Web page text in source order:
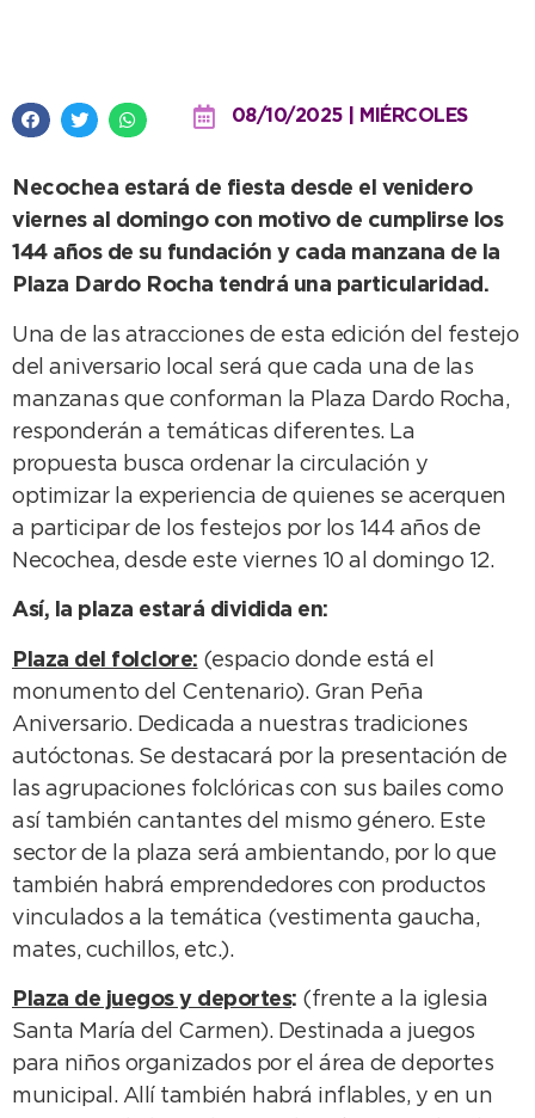
08/10/2025 | MIÉRCOLES
Necochea estará de fiesta desde el venidero
viernes al domingo con motivo de cumplirse los
144 años de su fundación y cada manzana de la
Plaza Dardo Rocha tendrá una particularidad.
Una de las atracciones de esta edición del festejo
del aniversario local será que cada una de las
manzanas que conforman la Plaza Dardo Rocha,
responderán a temáticas diferentes. La
propuesta busca ordenar la circulación y
optimizar la experiencia de quienes se acerquen
a participar de los festejos por los 144 años de
Necochea, desde este viernes 10 al domingo 12.
Así, la plaza estará dividida en:
Plaza del folclore: (espacio donde está el
monumento del Centenario). Gran Peña
Aniversario. Dedicada a nuestras tradiciones
autóctonas. Se destacará por la presentación de
las agrupaciones folclóricas con sus bailes como
así también cantantes del mismo género. Este
sector de la plaza será ambientando, por lo que
también habrá emprendedores con productos
vinculados a la temática (vestimenta gaucha,
mates, cuchillos, etc.).
Plaza de juegos y deportes: (frente a la iglesia
Santa María del Carmen). Destinada a juegos
para niños organizados por el área de deportes
municipal. Allí también habrá inflables, y en un